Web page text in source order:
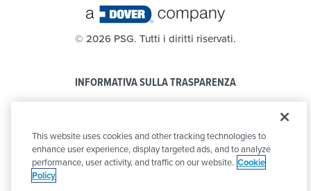
© 2026 PSG. Tutti i diritti riservati.
INFORMATIVA SULLA TRASPARENZA
CODICE DI CONDOTTA
This website uses cookies and other tracking technologies to
enhance user experience, display targeted ads, and to analyze
performance, user activity, and traffic on our website. Cookie
Policy